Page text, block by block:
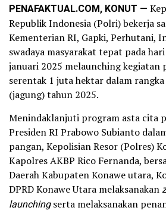
PENAFAKTUAL.COM, KONUT —
Republik Indonesia (Polri) bekerja
Kementerian RI, Gapki, Perhutani,
swadaya masyarakat tepat pada
januari 2025 melaunching kegiatan
serentak 1 juta hektar dalam rangka
(jagung) tahun 2025.
Menindaklanjuti program asta cita
Presiden RI Prabowo Subianto
pangan, Kepolisian Resor (Polres)
Kapolres AKBP Rico Fernanda,
Daerah Kabupaten Konawe utara,
DPRD Konawe Utara melaksanakan
launchingserta melaksanakan